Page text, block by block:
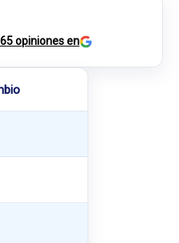
opiniones en